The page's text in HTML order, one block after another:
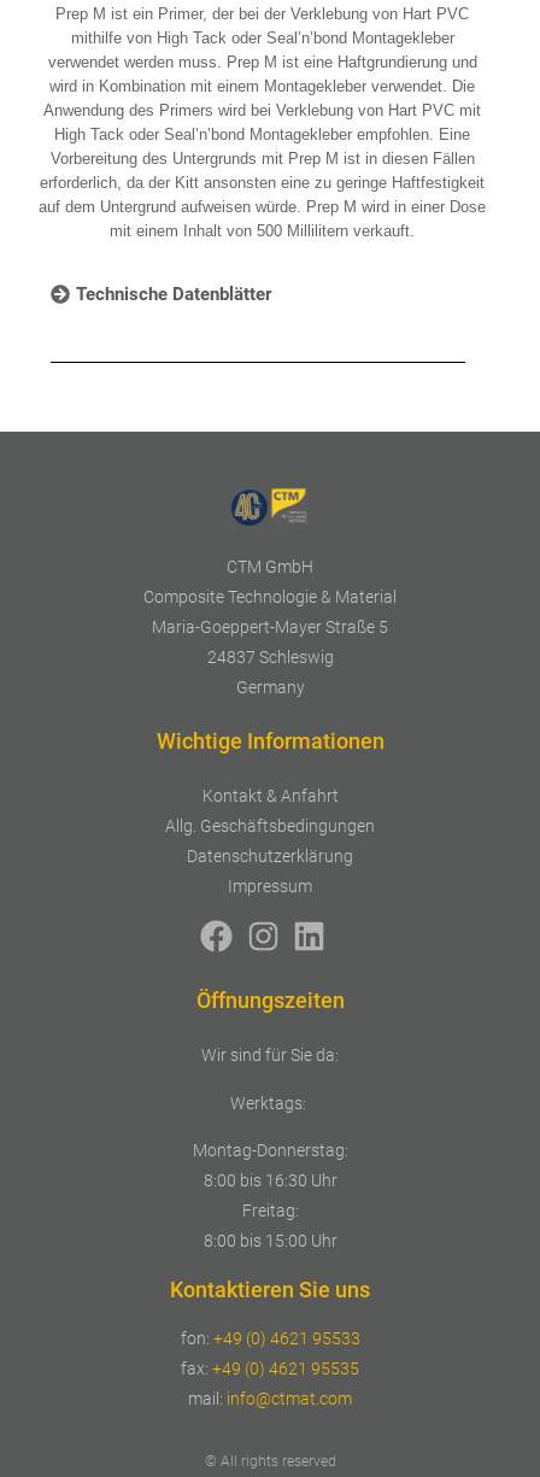
Prep M ist ein Primer, der bei der Verklebung von Hart PVC
mithilfe von High Tack oder Seal’n’bond Montagekleber
verwendet werden muss. Prep M ist eine Haftgrundierung und
wird in Kombination mit einem Montagekleber verwendet. Die
Anwendung des Primers wird bei Verklebung von Hart PVC mit
High Tack oder Seal’n’bond Montagekleber empfohlen. Eine
Vorbereitung des Untergrunds mit Prep M ist in diesen Fällen
erforderlich, da der Kitt ansonsten eine zu geringe Haftfestigkeit
auf dem Untergrund aufweisen würde. Prep M wird in einer Dose
mit einem Inhalt von 500 Millilitern verkauft.
Technische Datenblätter
CTM GmbH
Composite Technologie & Material
Maria-Goeppert-Mayer Straße 5
24837 Schleswig
Germany
Wichtige Informationen
Kontakt & Anfahrt
Allg. Geschäftsbedingungen
Datenschutzerklärung
Impressum
Öffnungszeiten
Wir sind für Sie da:
Werktags:
Montag-Donnerstag:
8:00 bis 16:30 Uhr
Freitag:
8:00 bis 15:00 Uhr
Kontaktieren Sie uns
fon: +49 (0) 4621 95533
fax: +49 (0) 4621 95535
mail: info@ctmat.com
© All rights reserved